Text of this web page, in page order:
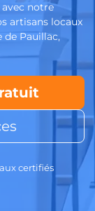
notre
artisans locaux
de Pauillac,
certifiés